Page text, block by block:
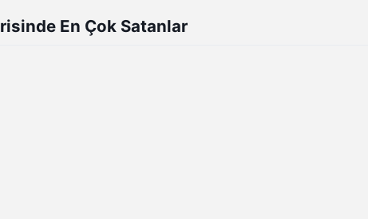
En Çok Satanlar